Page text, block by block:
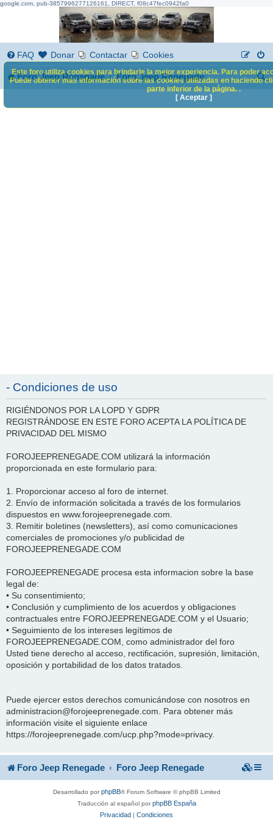
google.com, pub-3857996277126161, DIRECT, f08c47fec0942fa0
FAQ Donar Contactar Cookies
Foro Jeep Renegade Foro Jeep Renegade
B
s
- Condiciones de uso
RIGIÉNDONOS POR LA LOPD Y GDPR
REGISTRÁNDOSE EN ESTE FORO ACEPTA LA POLÍTICA DE
PRIVACIDAD DEL MISMO
FOROJEEPRENEGADE.COM utilizará la información
proporcionada en este formulario para:
1. Proporcionar acceso al foro de internet.
2. Envío de información solicitada a través de los formularios
dispuestos en www.forojeeprenegade.com.
3. Remitir boletines (newsletters), así como comunicaciones
comerciales de promociones y/o publicidad de
FOROJEEPRENEGADE.COM
FOROJEEPRENEGADE procesa esta informacion sobre la base
legal de:
• Su consentimiento;
• Conclusión y cumplimiento de los acuerdos y obligaciones
contractuales entre FOROJEEPRENEGADE.COM y el Usuario;
• Seguimiento de los intereses legítimos de
FOROJEEPRENEGADE.COM, como administrador del foro
Usted tiene derecho al acceso, rectificación, supresión, limitación,
oposición y portabilidad de los datos tratados.
Puede ejercer estos derechos comunicándose con nosotros en
administracion@forojeeprenegade.com. Para obtener más
información visite el siguiente enlace
https://forojeeprenegade.com/ucp.php?mode=privacy.
Este foro utiliza cookies para brindarle la mejor experiencia. Para poder
Puede obtener más información sobre las cookies utilizadas en haciendo
parte inferior de la página. .
[ Aceptar ]
Foro Jeep Renegade Foro Jeep Renegade
Desarrollado porphpBB® Forum Software © phpBB Limited
Traducción al español porphpBB España
Privacidad | Condiciones